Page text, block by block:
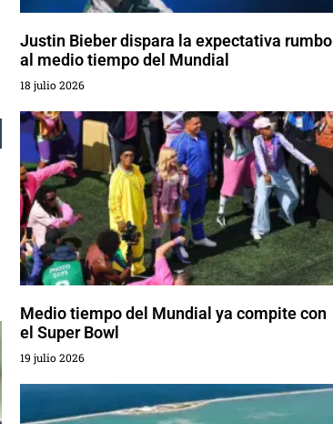
Justin Bieber dispara la expectativa rumbo
al medio tiempo del Mundial
18 julio 2026
Medio tiempo del Mundial ya compite con
el Super Bowl
19 julio 2026